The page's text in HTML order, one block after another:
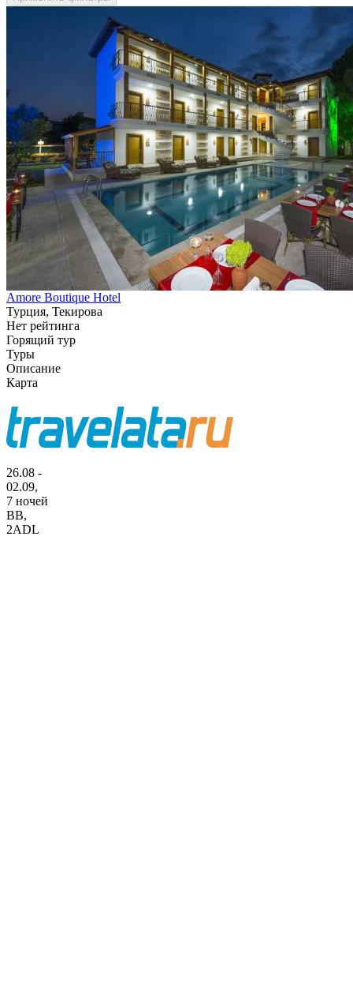
Amore Boutique Hotel
Турция, Текирова
Нет рейтинга
Горящий тур
Туры
Описание
Карта
26.08 -
02.09,
7 ночей
BB,
2ADL